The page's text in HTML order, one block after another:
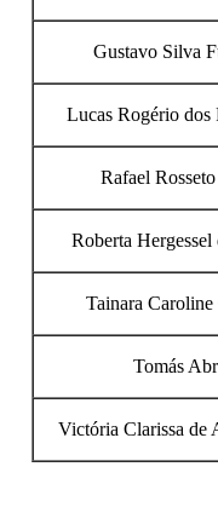
Gustavo Silva
Lucas Rogério dos
Rafael
Roberta Hergessel
Tainara
Tomás
Victória Clarissa de